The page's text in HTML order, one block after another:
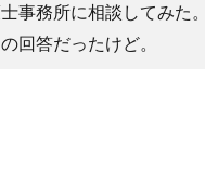
事務所に相談してみた。
回答だったけど。